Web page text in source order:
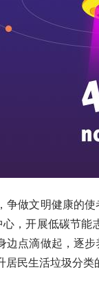
做文明健康的使
，开展低碳节
边点滴做起，逐
民生活垃圾分